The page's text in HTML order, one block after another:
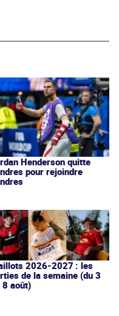
Henderson quitte
pour rejoindre
2026-2027 : les
de la semaine (du 3
8 août)